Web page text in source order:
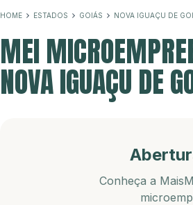
HOME ESTADOS GOIÁS NOVA IGUAÇU DE
MEI
NOVA IGUAÇU DE
Conheça a